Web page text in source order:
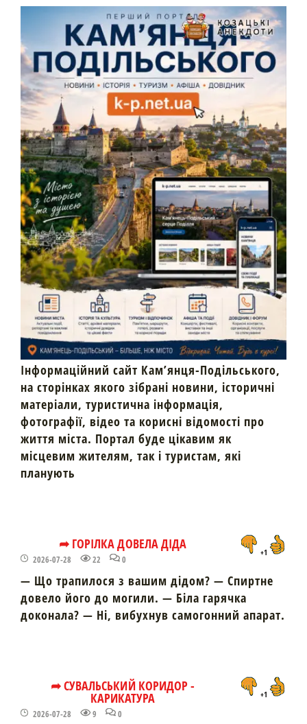
Інформаційний сайт Кам’янця-Подільського,
на сторінках якого зібрані новини, історичні
матеріали, туристична інформація,
фотографії, відео та корисні відомості про
життя міста. Портал буде цікавим як
місцевим жителям, так і туристам, які
планують
➦ ГОРІЛКА ДОВЕЛА ДІДА
2026-07-28 22 0
+1
— Що трапилося з вашим дідом? — Спиртне
довело його до могили. — Біла гарячка
доконала? — Ні, вибухнув самогонний апарат.
➦ СУВАЛЬСЬКИЙ КОРИДОР -
КАРИКАТУРА
2026-07-28 9 0
+1